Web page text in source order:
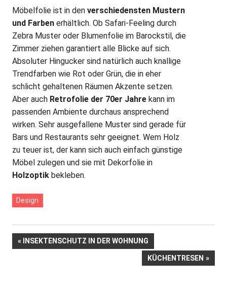
Möbelfolie ist in den verschiedensten Mustern
und Farben erhältlich. Ob Safari-Feeling durch
Zebra Muster oder Blumenfolie im Barockstil, die
Zimmer ziehen garantiert alle Blicke auf sich.
Absoluter Hingucker sind natürlich auch knallige
Trendfarben wie Rot oder Grün, die in eher
schlicht gehaltenen Räumen Akzente setzen.
Aber auch Retrofolie der 70er Jahre kann im
passenden Ambiente durchaus ansprechend
wirken. Sehr ausgefallene Muster sind gerade für
Bars und Restaurants sehr geeignet. Wem Holz
zu teuer ist, der kann sich auch einfach günstige
Möbel zulegen und sie mit Dekorfolie in
Holzoptik bekleben.
Design
Beitrags-
VORHERIGER
BEITRAG:
INSEKTENSCHUTZ IN DER WOHNUNG
NÄCHSTER
KÜCHENTRESEN